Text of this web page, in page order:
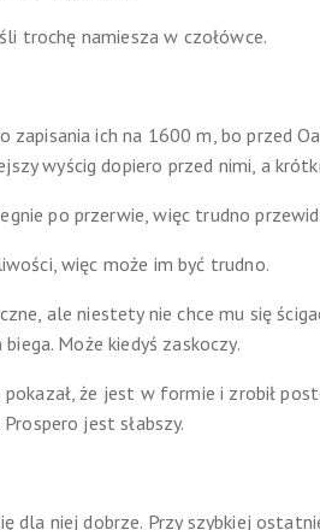
trochę namiesza w czołówce.
ich na 1600 m, bo przed
wyścig dopiero przed nimi, a
po przerwie, więc trudno
więc może im być trudno.
ale niestety nie chce mu się
Może kiedyś zaskoczy.
że jest w formie i zrobił
jest słabszy.
dla niej dobrze. Przy szybkiej